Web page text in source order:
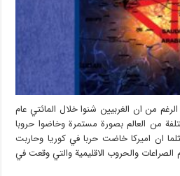
من ان الغربيين شنوا خلال المائتي عام
من العالم بصورة مستمرة وخاضوا حروبا
ان اميركا خاضت حربا في كوريا وحاربت
والحروب الاقليمية والتي وقعت في